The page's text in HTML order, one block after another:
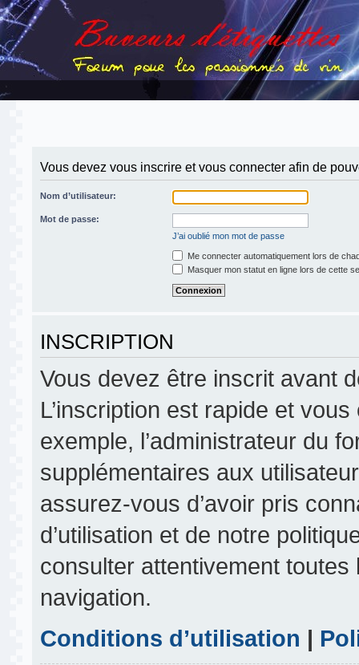
Vous devez vous inscrire et vous connecter afin de
Nom d’utilisateur:
Mot de passe:
J’ai oublié mon mot de passe
Me connecter automatiquement lors de
Masquer mon statut en ligne lors de cette
INSCRIPTION
Vous devez être inscrit avant
L’inscription est rapide et
exemple, l’administrateur du
supplémentaires aux
assurez-vous d’avoir pris
d’utilisation et de notre
consulter attentivement
navigation.
Conditions d’utilisation |